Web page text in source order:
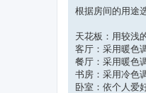
根据房间的用途
天花板：用较浅
客厅：采用暖色
餐厅：采用暖色
书房：采用冷色
卧室：依个人爱